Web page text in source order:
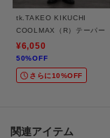
※標準体型を基にした目
【仕様】
・ポケット数：胸元×1
とストリートの自由な発
tk.TAKEO KIKUCHI
COOLMAX（R）テーパー
¥6,050
50%OFF
さらに10%OFF
関連アイテム